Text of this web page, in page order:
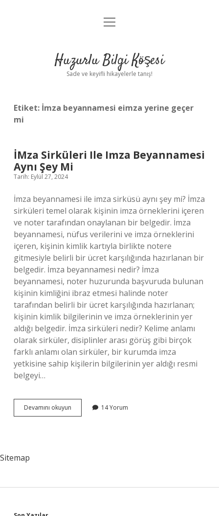
Anasayfa
Yasal Uyarı
menüyü
Huzurlu Bilgi Köşesi
Sade ve keyifli hikayelerle tanış!
Etiket: İmza beyannamesi eimza yerine geçer
mi
İMza Sirküleri Ile Imza Beyannamesi
Aynı Şey Mi
Tarih: Eylül 27, 2024
İmza beyannamesi ile imza sirküsü aynı şey mi? İmza
sirküleri temel olarak kişinin imza örneklerini içeren
ve noter tarafından onaylanan bir belgedir. İmza
beyannamesi, nüfus verilerini ve imza örneklerini
içeren, kişinin kimlik kartıyla birlikte notere
gitmesiyle belirli bir ücret karşılığında hazırlanan bir
belgedir. İmza beyannamesi nedir? İmza
beyannamesi, noter huzurunda başvuruda bulunan
kişinin kimliğini ibraz etmesi halinde noter
tarafından belirli bir ücret karşılığında hazırlanan;
kişinin kimlik bilgilerinin ve imza örneklerinin yer
aldığı belgedir. İmza sirküleri nedir? Kelime anlamı
olarak sirküler, disiplinler arası görüş gibi birçok
farklı anlamı olan sirküler, bir kurumda imza
yetkisine sahip kişilerin bilgilerinin yer aldığı resmi
belgeyi…
Devamını okuyun
Sirküleri
14 Yorum
Sitemap